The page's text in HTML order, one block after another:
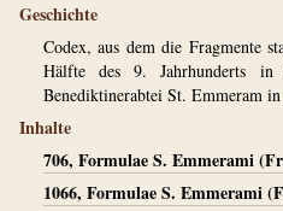
Geschichte
Codex, aus dem die Fragmente
Hälfte des 9. Jahrhunderts in
Benediktinerabtei St. Emmeram in
Inhalte
706, Formulae S. Emmerami
1066, Formulae S. Emmerami